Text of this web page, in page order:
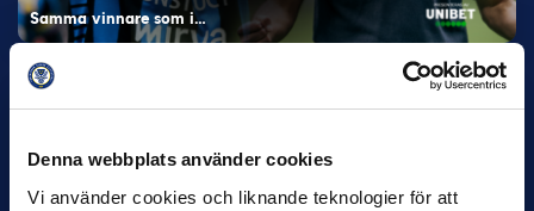
Denna webbplats använder cookies
Vi använder cookies och liknande teknologier för att
Samma vinnare som i…
11 JUNI